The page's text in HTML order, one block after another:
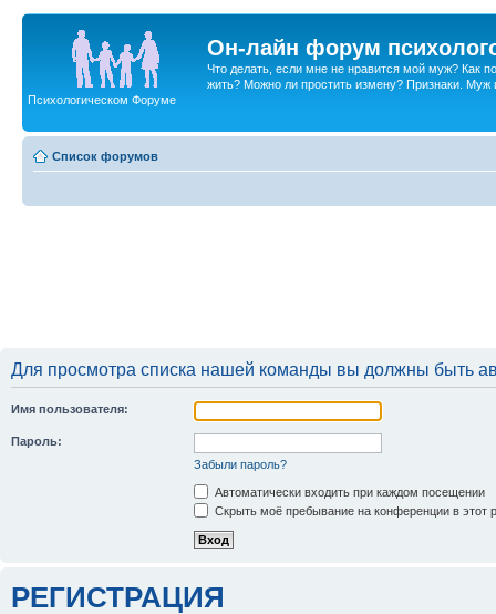
Он-лайн форум
Что делать, если мне не нравится мой муж? Как
жить? Можно ли простить измену? Признаки. Муж
Психологическом Форуме
Список форумов
Для просмотра списка нашей команды вы должны быть
Имя пользователя:
Пароль:
Забыли пароль?
Автоматически входить при каждом посещении
Скрыть моё пребывание на конференции в этот
РЕГИСТРАЦИЯ